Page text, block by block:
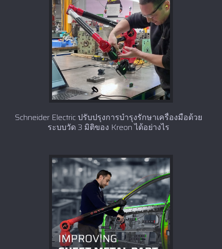
Schneider Electric ปรับปรุงการบำรุงรักษาเครื่องมือด้วย
ระบบวัด 3 มิติของ Kreon ได้อย่างไร